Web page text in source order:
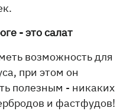
- это салат
возможность для
при этом он
полезным - никаких
и фастфудов!